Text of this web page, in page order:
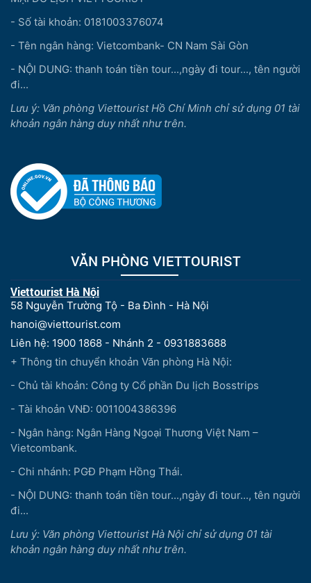
- Số tài khoản: 0181003376074
- Tên ngân hàng: Vietcombank- CN Nam Sài Gòn
- NỘI DUNG: thanh toán tiền tour...,ngày đi tour..., tên người
đi...
Lưu ý: Văn phòng Viettourist Hồ Chí Minh chỉ sử dụng 01 tài
khoản ngân hàng duy nhất như trên.
VĂN PHÒNG VIETTOURIST
Viettourist Hà Nội
58 Nguyễn Trường Tộ - Ba Đình - Hà Nội
hanoi@viettourist.com
Liên hệ: 1900 1868 - Nhánh 2 - 0931883688
+ Thông tin chuyển khoản Văn phòng Hà Nội:
- Chủ tài khoản: Công ty Cổ phần Du lịch Bosstrips
- Tài khoản VNĐ: 0011004386396
- Ngân hàng: Ngân Hàng Ngoại Thương Việt Nam –
Vietcombank.
- Chi nhánh: PGĐ Phạm Hồng Thái.
- NỘI DUNG: thanh toán tiền tour...,ngày đi tour..., tên người
đi...
Lưu ý: Văn phòng Viettourist Hà Nội chỉ sử dụng 01 tài
khoản ngân hàng duy nhất như trên.